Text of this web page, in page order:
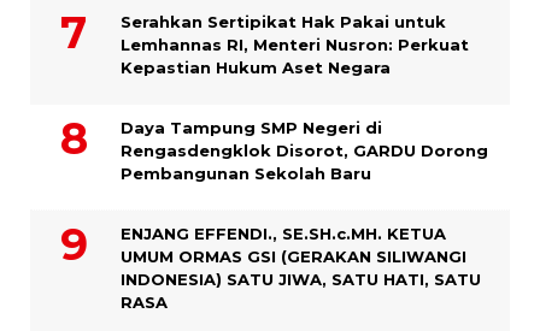
Serahkan Sertipikat Hak Pakai untuk
Lemhannas RI, Menteri Nusron: Perkuat
Kepastian Hukum Aset Negara
Daya Tampung SMP Negeri di
Rengasdengklok Disorot, GARDU Dorong
Pembangunan Sekolah Baru
ENJANG EFFENDI., SE.SH.c.MH. KETUA
UMUM ORMAS GSI (GERAKAN SILIWANGI
INDONESIA) SATU JIWA, SATU HATI, SATU
RASA